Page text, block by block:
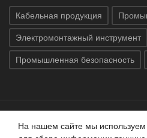
Кабельная продукция
Электромонтажный инструмент
Промышленная безопасность
Все права защищены © 2020
На нашем сайте мы